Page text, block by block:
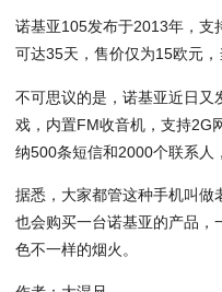
诺基亚105发布于2013年，支
可达35天，售价仅为15欧元，
不可思议的是，诺基亚近日
戏，内置FM收音机，支持2G
纳500条短信和2000个联系人
据悉，大家都管这种手机叫
也会购买一台诺基亚的产品
色不一样的烟火。